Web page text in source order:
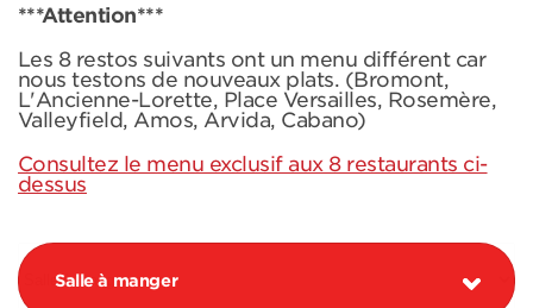
***Attention***
Les 8 restos suivants ont un menu différent car
nous testons de nouveaux plats. (Bromont,
L'Ancienne-Lorette, Place Versailles, Rosemère,
Valleyfield, Amos, Arvida, Cabano)
Consultez le menu exclusif aux 8 restaurants ci-
dessus
Salle à manger